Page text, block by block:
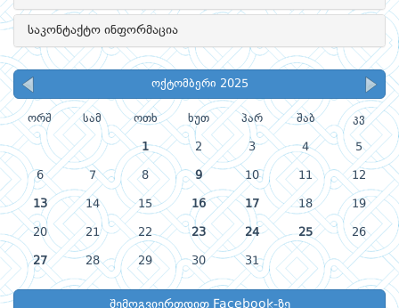
საკონტაქტო ინფორმაცია
ოქტომბერი 2025
ორშ სამ ოთხ ხუთ პარ შაბ კვ
1 2 3 4 5
6 7 8 9 10 11 12
13 14 15 16 17 18 19
20 21 22 23 24 25 26
27 28 29 30 31
შემოგვიერთდით Facebook-ზე